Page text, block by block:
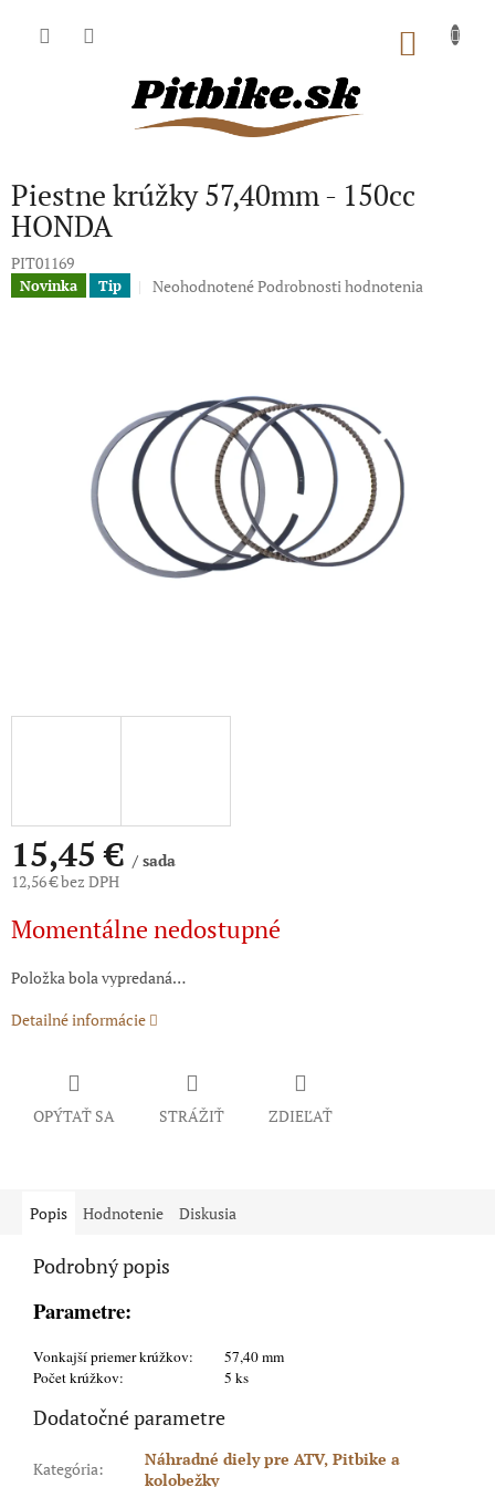
Piestne krúžky 57,40mm - 150cc
HONDA
PIT01169
Novinka Tip
Priemerné
5
hviezdičiek.
NeohodnotenéPodrobnosti hodnotenia
15,45 €/ sada
12,56 € bez DPH
cena:
Momentálne nedostupné
Položka bola vypredaná…
Detailné informácie
OPÝTAŤ SA STRÁŽIŤ ZDIEĽAŤ
Popis Hodnotenie Diskusia
Podrobný popis
Parametre:
Vonkajší priemer krúžkov:
57,40 mm
Počet krúžkov:
5 ks
Dodatočné parametre
Kategória:
Náhradné diely pre ATV, Pitbike a
kolobežky